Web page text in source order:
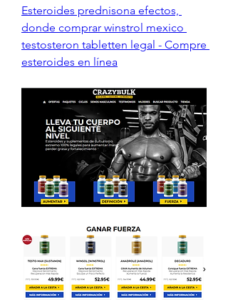
Esteroides prednisona efectos,
donde comprar winstrol mexico
testosteron tabletten legal - Compre
esteroides en línea